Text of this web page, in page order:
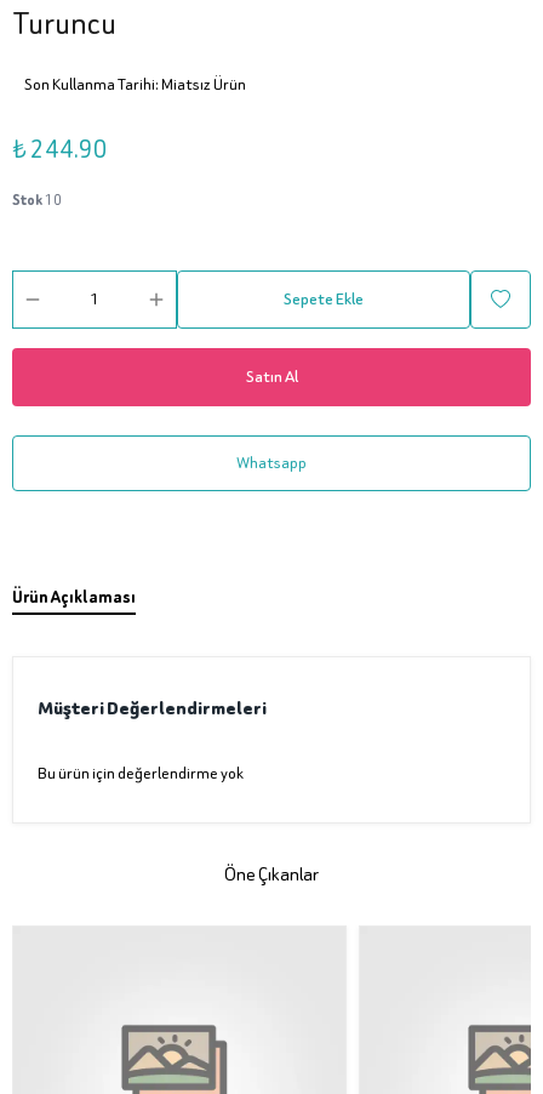
Turuncu
Son Kullanma Tarihi: Miatsız Ürün
₺ 244.90
Stok10
Sepete Ekle
Satın Al
Whatsapp
Ürün Açıklaması
Müşteri Değerlendirmeleri
Bu ürün için değerlendirme yok
Öne Çıkanlar